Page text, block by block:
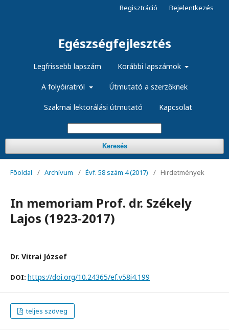
Egészségfejlesztés
Legfrissebb lapszám Korábbi lapszámok
A folyóiratról Útmutató a szerzőknek
Szakmai lektorálási útmutató Kapcsolat
Keresés
Regisztráció Bejelentkezés
Főoldal / Archívum / Évf. 58 szám 4 (2017) / Hirdetmények
In memoriam Prof. dr. Székely
Lajos (1923-2017)
Dr. Vitrai József
DOI: https://doi.org/10.24365/ef.v58i4.199
teljes szöveg